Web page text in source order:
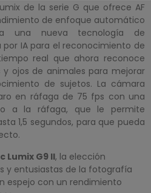
de la serie G que ofrece AF
de enfoque automático
una nueva tecnología de
IA para el reconocimiento de
real que ahora reconoce
ojos de animales para mejorar
de sujetos. La cámara
en ráfaga de 75 fps con una
a la ráfaga, que le permite
1,5 segundos, para que pueda
Lumix G9 II, la elección
y entusiastas de la fotografía
espejo con un rendimiento